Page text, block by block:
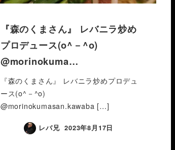
『森のくまさん』 レバニラ炒め
プロデュース(o^－^o)
@morinokuma…
『森のくまさん』 レバニラ炒めプロデュ
ース(o^－^o)
@morinokumasan.kawaba […]
レバ兄 2023年8月17日